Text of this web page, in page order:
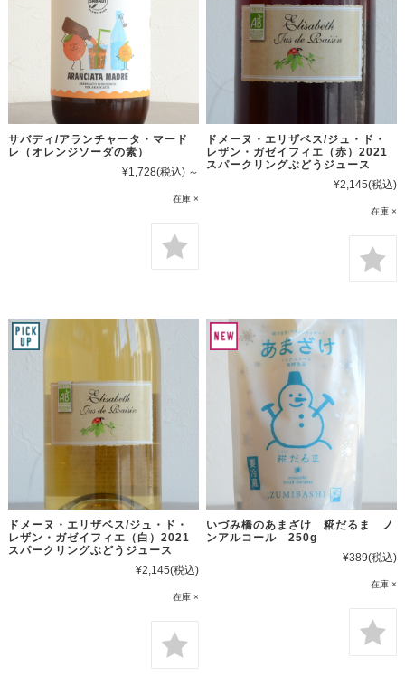
サバディ/アランチャータ・マード
レ（オレンジソーダの素）
¥1,728(税込) ～
在庫 ×
ドメーヌ・エリザベス/ジュ・ド・
レザン・ガゼイフィエ（赤）2021
スパークリングぶどうジュース
¥2,145(税込)
在庫 ×
ドメーヌ・エリザベス/ジュ・ド・
レザン・ガゼイフィエ（白）2021
スパークリングぶどうジュース
¥2,145(税込)
在庫 ×
いづみ橋のあまざけ 糀だるま ノ
ンアルコール 250g
¥389(税込)
在庫 ×